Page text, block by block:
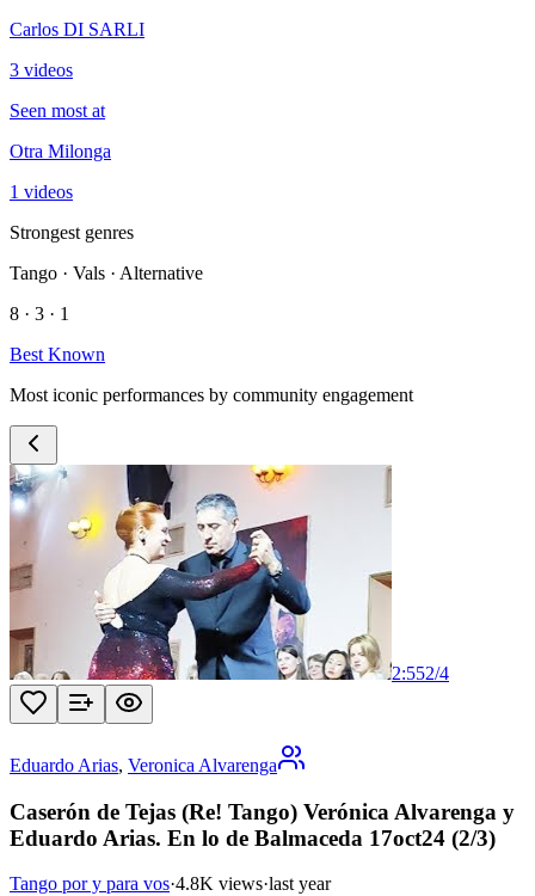
Carlos DI SARLI
3 videos
Seen most at
Otra Milonga
1 videos
Strongest genres
Tango · Vals · Alternative
8 · 3 · 1
Best Known
Most iconic performances by community engagement
2:552/4
Eduardo Arias, Veronica Alvarenga
Caserón de Tejas (Re! Tango) Verónica Alvarenga y
Eduardo Arias. En lo de Balmaceda 17oct24 (2/3)
Tango por y para vos·4.8K views·last year